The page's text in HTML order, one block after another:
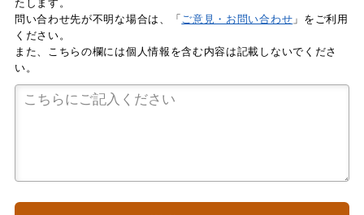
たします。
問い合わせ先が不明な場合は、「 ご意見・お問い合わせ 」をご利用
ください。
また、こちらの欄には個人情報を含む内容は記載しないでくださ
い。